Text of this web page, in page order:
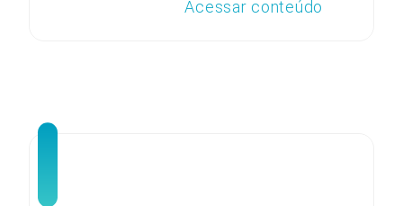
Acessar conteúdo